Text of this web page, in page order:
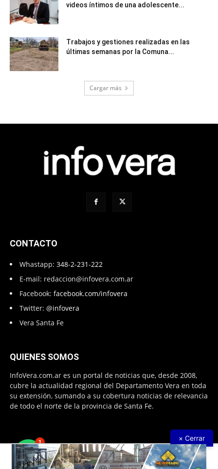
videos íntimos de una adolescente...
Trabajos y gestiones realizadas en las
últimas semanas por la Comuna...
Cargar más
CONTACTO
Whastapp: 348-2-231-222
E-mail: redaccion@infovera.com.ar
Facebook: facebook.com/infovera
Twitter: @infovera
Vera Santa Fe
QUIENES SOMOS
InfoVera.com.ar es un portal de noticias que, desde 2008,
cubre la actualidad regional del Departamento Vera en toda
su extensión, sumando a su cobertura noticias de relevancia
de todo el norte de la provincia de Santa Fe.
Todos Los Derechos Reservados © 2008 – 2026. Infovera.com.ar -
× Cerrar
1